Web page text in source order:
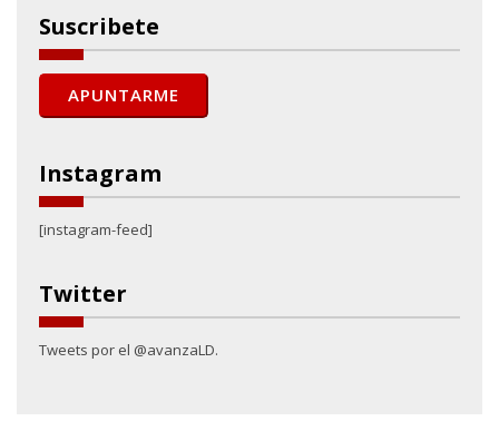
Suscribete
Instagram
[instagram-feed]
Twitter
Tweets por el @avanzaLD.